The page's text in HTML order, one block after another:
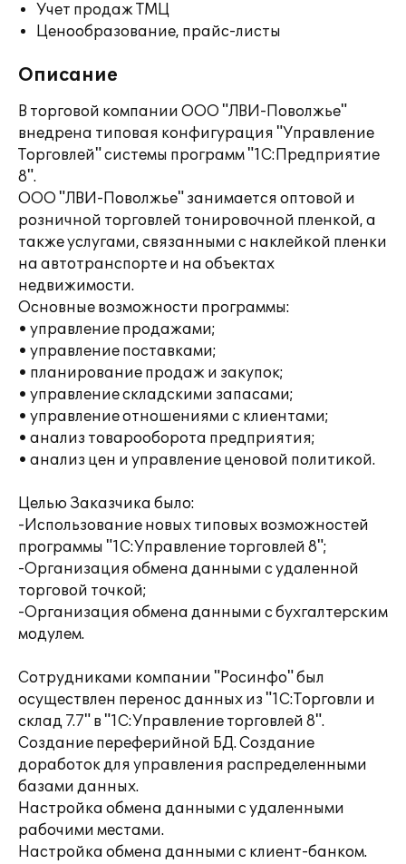
Учет продаж ТМЦ
Ценообразование, прайс-листы
Описание
В торговой компании ООО "ЛВИ-Поволжье"
внедрена типовая конфигурация "Управление
Торговлей" системы программ "1С:Предприятие
8".
ООО "ЛВИ-Поволжье" занимается оптовой и
розничной торговлей тонировочной пленкой, а
также услугами, связанными с наклейкой пленки
на автотранспорте и на объектах
недвижимости.
Основные возможности программы:
• управление продажами;
• управление поставками;
• планирование продаж и закупок;
• управление складскими запасами;
• управление отношениями с клиентами;
• анализ товарооборота предприятия;
• анализ цен и управление ценовой политикой.
Целью Заказчика было:
-Использование новых типовых возможностей
программы "1С:Управление торговлей 8";
-Организация обмена данными с удаленной
торговой точкой;
-Организация обмена данными с бухгалтерским
модулем.
Сотрудниками компании "Росинфо" был
осуществлен перенос данных из "1С:Торговли и
склад 7.7" в "1С:Управление торговлей 8".
Создание переферийной БД. Создание
доработок для управления распределенными
базами данных.
Настройка обмена данными с удаленными
рабочими местами.
Настройка обмена данными с клиент-банком.